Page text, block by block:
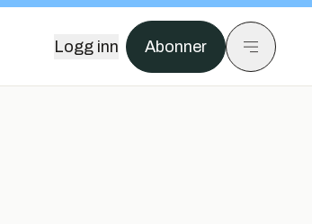
Logg inn Abonner